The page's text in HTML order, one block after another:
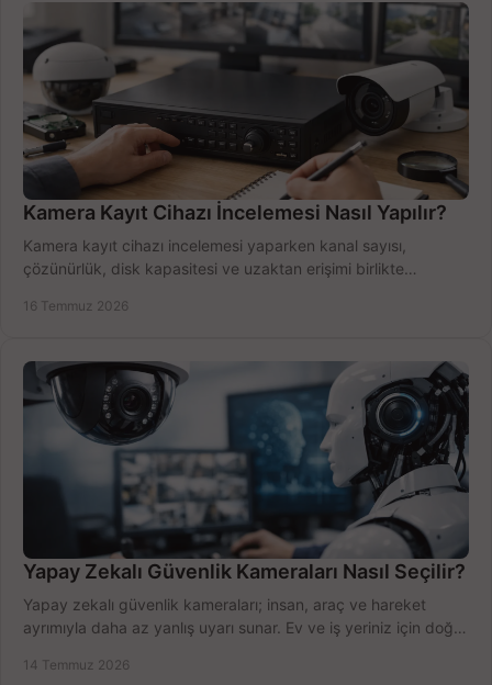
Kamera Kayıt Cihazı İncelemesi Nasıl Yapılır?
Kamera kayıt cihazı incelemesi yaparken kanal sayısı,
çözünürlük, disk kapasitesi ve uzaktan erişimi birlikte
16 Temmuz 2026
Yapay Zekalı Güvenlik Kameraları Nasıl Seçilir?
Yapay zekalı güvenlik kameraları; insan, araç ve hareket
ayrımıyla daha az yanlış uyarı sunar. Ev ve iş yeriniz için doğru
14 Temmuz 2026